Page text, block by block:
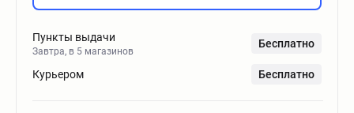
Пункты выдачи
Завтра, в 5 магазинов
Бесплатно
Курьером Бесплатно